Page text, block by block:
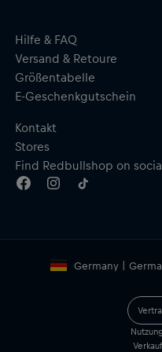
Hilfe & FAQ
Versand & Retoure
Größentabelle
E-Geschenkgutschein
Kontakt
Stores
Find Redbullshop on
Germany |